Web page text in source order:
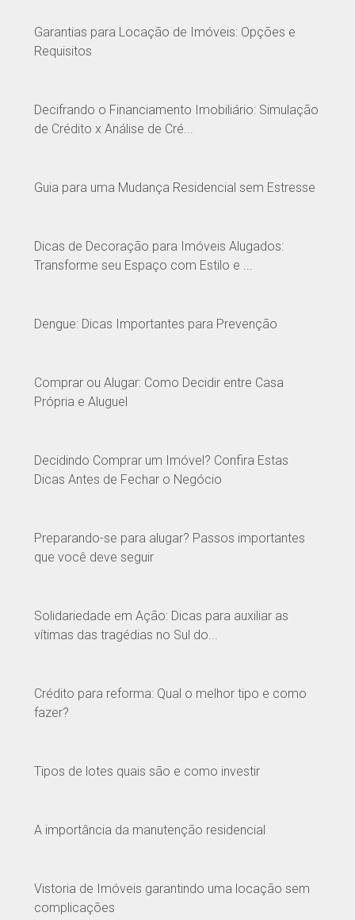
Garantias para Locação de Imóveis: Opções e
Requisitos
Decifrando o Financiamento Imobiliário: Simulação
de Crédito x Análise de Cré...
Guia para uma Mudança Residencial sem Estresse
Dicas de Decoração para Imóveis Alugados:
Transforme seu Espaço com Estilo e ...
Dengue: Dicas Importantes para Prevenção
Comprar ou Alugar: Como Decidir entre Casa
Própria e Aluguel
Decidindo Comprar um Imóvel? Confira Estas
Dicas Antes de Fechar o Negócio
Preparando-se para alugar? Passos importantes
que você deve seguir
Solidariedade em Ação: Dicas para auxiliar as
vítimas das tragédias no Sul do...
Crédito para reforma: Qual o melhor tipo e como
fazer?
Tipos de lotes quais são e como investir
A importância da manutenção residencial
Vistoria de Imóveis garantindo uma locação sem
complicações